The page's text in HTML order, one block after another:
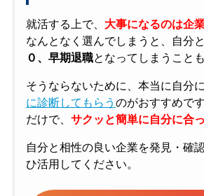
就活する上で、 大事になるのは企
なんとなく選んでしまうと、自分
０、早期退職となってしまうことも
そうならないために、本当に自分
に診断してもらう のがおすすめで
だけで、 サクッと簡単に自分に合
自分と相性の良い企業を発見・確
ひ活用してください。